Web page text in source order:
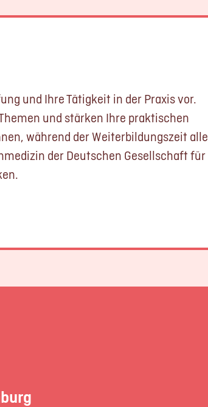
und Ihre Tätigkeit in der Praxis vor.
und stärken Ihre praktischen
während der Weiterbildungszeit alle
der Deutschen Gesellschaft für